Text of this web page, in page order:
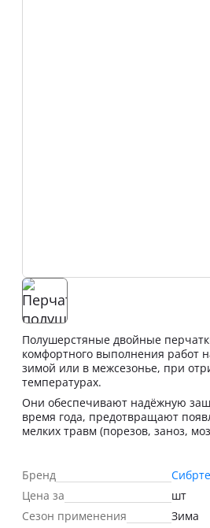
Полушерстяные двойные
комфортного выполнения работ
зимой или в межсезонье, при
температурах.
Они обеспечивают надёжную
время года, предотвращают
мелких травм (порезов, заноз,
Бренд
Цена за
шт
Сезон применения
Зима